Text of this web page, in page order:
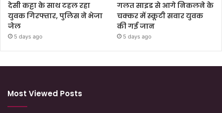
देसी कट्टा के साथ टहल रहा
युवक गिरफ्तार, पुलिस ने भेजा
जेल
5 days ago
गलत साइड से आगे निकलने के
चक्कर में स्कूटी सवार युवक
की गई जान
5 days ago
Most Viewed Posts